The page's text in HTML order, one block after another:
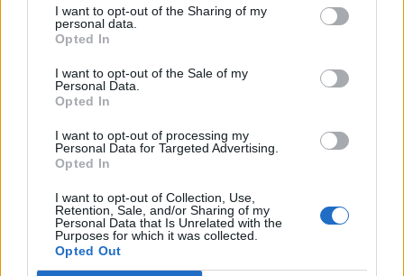
I want to opt-out of the Sharing of my
personal data.
Opted In
I want to opt-out of the Sale of my
Personal Data.
Opted In
I want to opt-out of processing my
Personal Data for Targeted Advertising.
Opted In
I want to opt-out of Collection, Use,
Retention, Sale, and/or Sharing of my
Personal Data that Is Unrelated with the
Purposes for which it was collected.
Opted Out
Zpravodajství
Příbram modernizuje parkovací automaty.
Přibudou i tři nové poblíž Svaté Hory
Zpravodajství
Středočeský kraj upravil pravidla soutěže.
vzniku odpadu